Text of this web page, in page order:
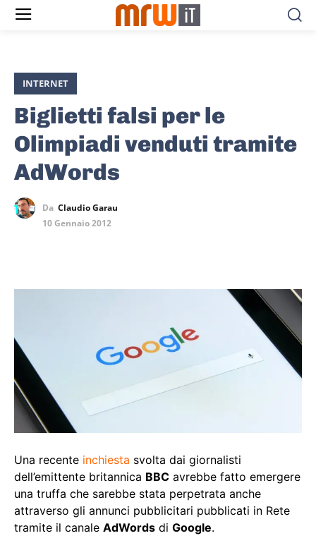
INTERNET
Biglietti falsi per le
Olimpiadi venduti tramite
AdWords
Da Claudio Garau
10 Gennaio 2012
Una recente inchiesta svolta dai giornalisti
dell’emittente britannica BBC avrebbe fatto emergere
una truffa che sarebbe stata perpetrata anche
attraverso gli annunci pubblicitari pubblicati in Rete
tramite il canale AdWords di Google.